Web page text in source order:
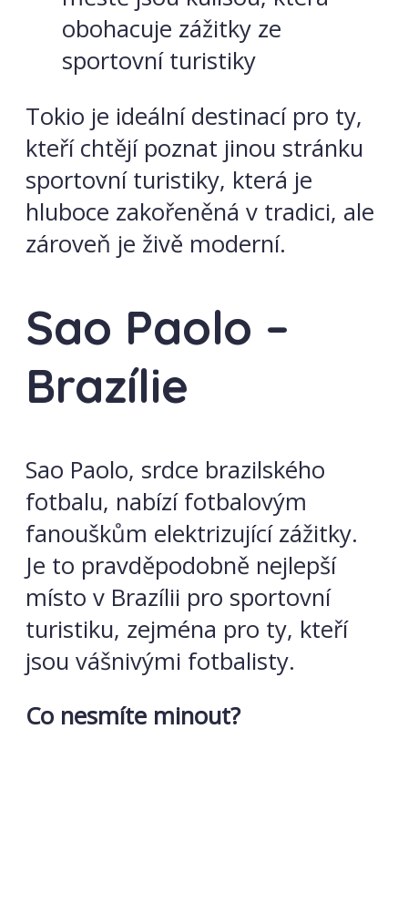
obohacuje zážitky ze
sportovní turistiky
Tokio je ideální destinací pro ty,
kteří chtějí poznat jinou stránku
sportovní turistiky, která je
hluboce zakořeněná v tradici, ale
zároveň je živě moderní.
Sao Paolo –
Brazílie
Sao Paolo, srdce brazilského
fotbalu, nabízí fotbalovým
fanouškům elektrizující zážitky.
Je to pravděpodobně nejlepší
místo v Brazílii pro sportovní
turistiku, zejména pro ty, kteří
jsou vášnivými fotbalisty.
Co nesmíte minout?